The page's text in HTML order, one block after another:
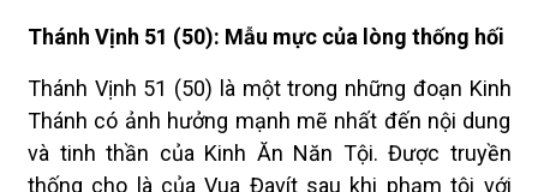
Thánh Vịnh 51 (50): Mẫu mực của lòng thống hối
Thánh Vịnh 51 (50) là một trong những đoạn Kinh
Thánh có ảnh hưởng mạnh mẽ nhất đến nội dung
và tinh thần của Kinh Ăn Năn Tội. Được truyền
thống cho là của Vua Đavít sau khi phạm tội với